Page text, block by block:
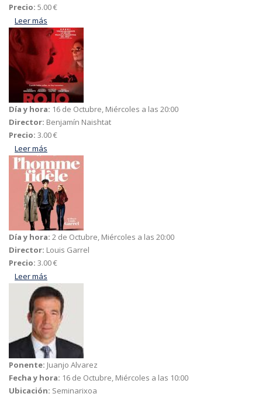
Precio: 5.00 €
Leer más
Día y hora: 16 de Octubre, Miércoles a las 20:00
Director: Benjamín Naishtat
Precio: 3.00 €
Leer más
Día y hora: 2 de Octubre, Miércoles a las 20:00
Director: Louis Garrel
Precio: 3.00 €
Leer más
Ponente: Juanjo Alvarez
Fecha y hora: 16 de Octubre, Miércoles a las 10:00
Ubicación: Seminarixoa